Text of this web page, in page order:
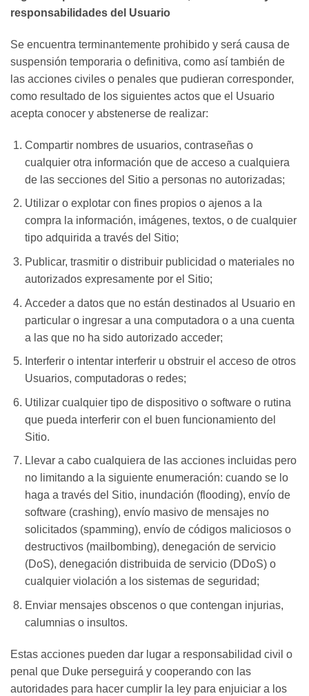
responsabilidades del Usuario
Se encuentra terminantemente prohibido y será causa de
suspensión temporaria o definitiva, como así también de
las acciones civiles o penales que pudieran corresponder,
como resultado de los siguientes actos que el Usuario
acepta conocer y abstenerse de realizar:
Compartir nombres de usuarios, contraseñas o
cualquier otra información que de acceso a cualquiera
de las secciones del Sitio a personas no autorizadas;
Utilizar o explotar con fines propios o ajenos a la
compra la información, imágenes, textos, o de cualquier
tipo adquirida a través del Sitio;
Publicar, trasmitir o distribuir publicidad o materiales no
autorizados expresamente por el Sitio;
Acceder a datos que no están destinados al Usuario en
particular o ingresar a una computadora o a una cuenta
a las que no ha sido autorizado acceder;
Interferir o intentar interferir u obstruir el acceso de otros
Usuarios, computadoras o redes;
Utilizar cualquier tipo de dispositivo o software o rutina
que pueda interferir con el buen funcionamiento del
Sitio.
Llevar a cabo cualquiera de las acciones incluidas pero
no limitando a la siguiente enumeración: cuando se lo
haga a través del Sitio, inundación (flooding), envío de
software (crashing), envío masivo de mensajes no
solicitados (spamming), envío de códigos maliciosos o
destructivos (mailbombing), denegación de servicio
(DoS), denegación distribuida de servicio (DDoS) o
cualquier violación a los sistemas de seguridad;
Enviar mensajes obscenos o que contengan injurias,
calumnias o insultos.
Estas acciones pueden dar lugar a responsabilidad civil o
penal que Duke perseguirá y cooperando con las
autoridades para hacer cumplir la ley para enjuiciar a los